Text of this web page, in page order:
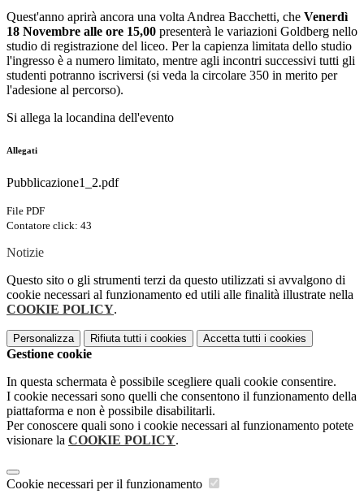
Quest'anno aprirà ancora una volta Andrea Bacchetti, che Venerdì
18 Novembre alle ore 15,00 presenterà le variazioni Goldberg nello
studio di registrazione del liceo. Per la capienza limitata dello studio
l'ingresso è a numero limitato, mentre agli incontri successivi tutti gli
studenti potranno iscriversi (si veda la circolare 350 in merito per
l'adesione al percorso).
Si allega la locandina dell'evento
Allegati
Pubblicazione1_2.pdf
File PDF
Contatore click: 43
Notizie
Questo sito o gli strumenti terzi da questo utilizzati si avvalgono di
cookie necessari al funzionamento ed utili alle finalità illustrate nella
COOKIE POLICY.
Personalizza Rifiuta tutti i cookies Accetta tutti i cookies
Gestione cookie
In questa schermata è possibile scegliere quali cookie consentire.
I cookie necessari sono quelli che consentono il funzionamento della
piattaforma e non è possibile disabilitarli.
Per conoscere quali sono i cookie necessari al funzionamento potete
visionare la COOKIE POLICY.
Cookie necessari per il funzionamento